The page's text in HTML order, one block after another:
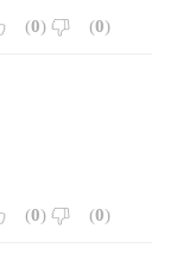
(0) (0)
(0) (0)